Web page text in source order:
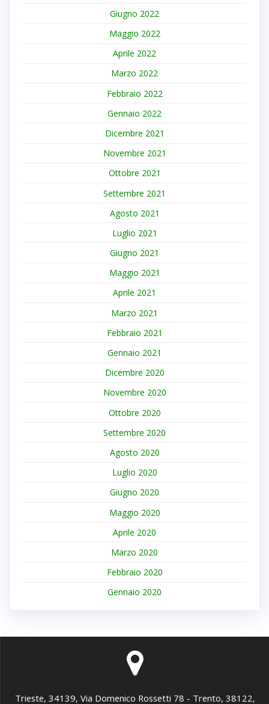
Giugno 2022
Maggio 2022
Aprile 2022
Marzo 2022
Febbraio 2022
Gennaio 2022
Dicembre 2021
Novembre 2021
Ottobre 2021
Settembre 2021
Agosto 2021
Luglio 2021
Giugno 2021
Maggio 2021
Aprile 2021
Marzo 2021
Febbraio 2021
Gennaio 2021
Dicembre 2020
Novembre 2020
Ottobre 2020
Settembre 2020
Agosto 2020
Luglio 2020
Giugno 2020
Maggio 2020
Aprile 2020
Marzo 2020
Febbraio 2020
Gennaio 2020
Trieste, 34139, Via Domenico Rossetti 78 - Trento, 38122,